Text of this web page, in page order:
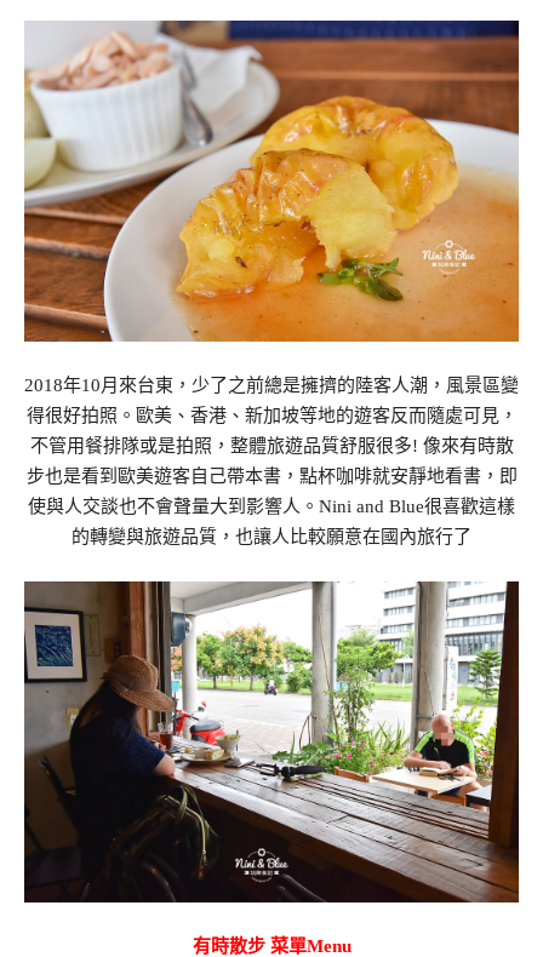
2018年10月來台東，少了之前總是擁擠的陸客人潮，風景區變
得很好拍照。歐美、香港、新加坡等地的遊客反而隨處可見，
不管用餐排隊或是拍照，整體旅遊品質舒服很多! 像來有時散
步也是看到歐美遊客自己帶本書，點杯咖啡就安靜地看書，即
使與人交談也不會聲量大到影響人。Nini and Blue很喜歡這樣
的轉變與旅遊品質，也讓人比較願意在國內旅行了
有時散步 菜單Menu